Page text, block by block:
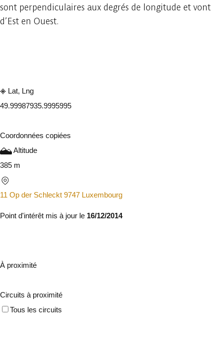
sont perpendiculaires aux degrés de longitude et vont
d’Est en Ouest.
Lat, Lng
49.99987935.9995995
Coordonnées copiées
Altitude
385 m
11 Op der Schleckt 9747 Luxembourg
Point d'intérêt mis à jour le 16/12/2014
À proximité
Circuits à proximité
Tous les circuits